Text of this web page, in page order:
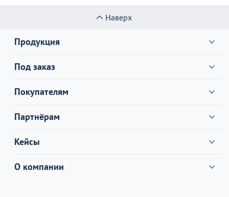
Наверх
Продукция
Под заказ
Покупателям
Партнёрам
Кейсы
О компании